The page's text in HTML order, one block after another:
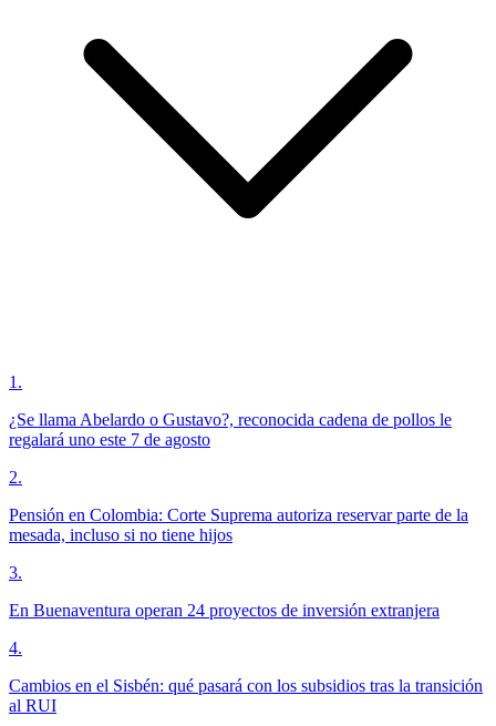
1 .
¿Se llama Abelardo o Gustavo?, reconocida cadena de pollos le
regalará uno este 7 de agosto
2.
Pensión en Colombia: Corte Suprema autoriza reservar parte de la
mesada, incluso si no tiene hijos
3.
En Buenaventura operan 24 proyectos de inversión extranjera
4.
Cambios en el Sisbén: qué pasará con los subsidios tras la transición
al RUI